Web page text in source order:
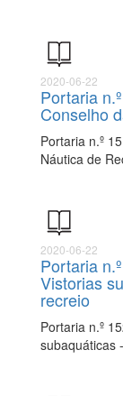
2020-06-22
Portaria
Conselho
Portaria n.º
Náutica de
2020-06-22
Portaria
Vistorias
recreio
Portaria n.º
subaquáticas